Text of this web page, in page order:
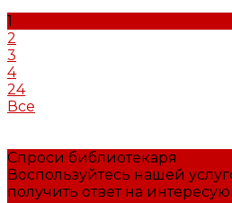
1
2
3
4
24
Все
Спроси библиотекаря
Воспользуйтесь нашей
получить ответ на